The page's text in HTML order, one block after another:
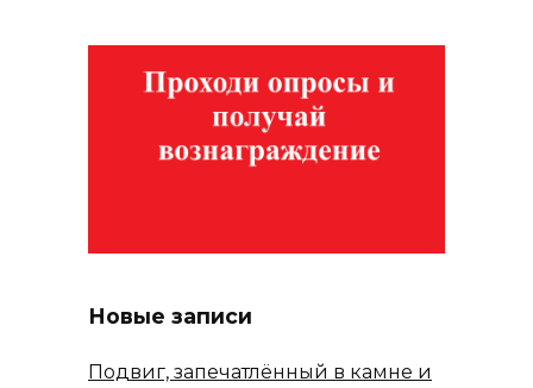
Новые записи
Подвиг, запечатлённый в камне и